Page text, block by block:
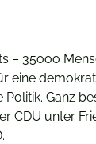
– 35ooo
eine
Ganz
CDU unter